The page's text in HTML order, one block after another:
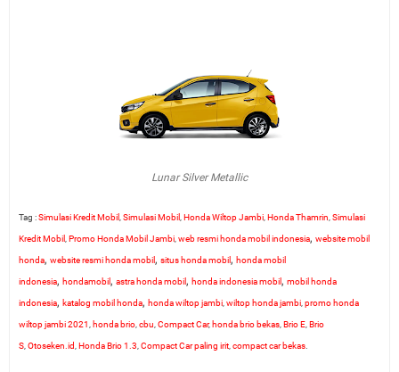
Lunar Silver Metallic
Tag :Simulasi Kredit Mobil Simulasi Mobil Honda Wiltop Jambi Honda Thamrin Simulasi
Kredit Mobil Promo Honda Mobil Jambi web resmi honda mobil indonesia, website mobil
honda, website resmi honda mobil, situs honda mobil, honda mobil
indonesia, hondamobil, astra honda mobil, honda indonesia mobil, mobil honda
indonesia, katalog mobil honda, honda wiltop jambi wiltop honda jambi promo honda
wiltop jambi 2021 honda brio cbu Compact Car, honda brio bekas Brio E Brio
S Otoseken.id Honda Brio 1.3 Compact Car paling irit compact car bekas